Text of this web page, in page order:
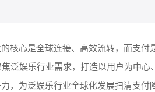
核心是全球连接、高效流转，而支付
泛娱乐行业需求，打造以用户为中
，为泛娱乐行业全球化发展扫清支付